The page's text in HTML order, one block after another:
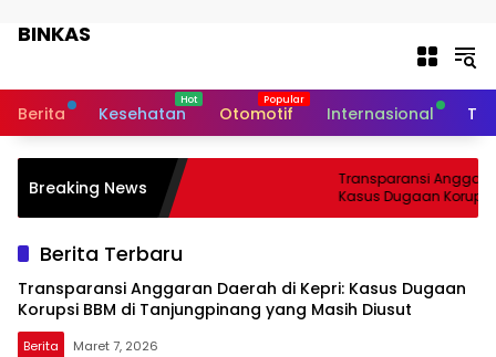
BINKAS
Berita
Kesehatan Otomotif Internasional
Breaking News
Transparansi
Kasus Dugaan Korupsi
Tanjungpinang yang
Berita Terbaru
Transparansi Anggaran Daerah di Kepri: Kasus Dugaan
Korupsi BBM di Tanjungpinang yang Masih Diusut
Berita Maret 7, 2026